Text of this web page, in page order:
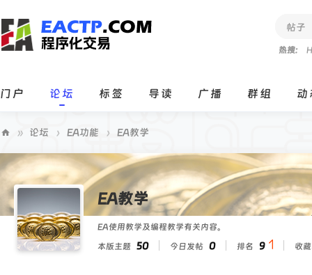
帖子
热搜:
门户 论坛 标签 导读 广播 群组 动
E
A
» 论坛 › EA功能 › EA教学
EA教学
EA使用教学及编程教学有关内容。
本版主题 50 今日发帖 0 排名 9 收